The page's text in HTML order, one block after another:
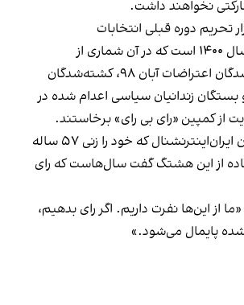
نخواهند داشت.
تحریم دوره قبلی انتخابات
ریاست‌جمهوری در سال ۱۴۰۰ است که در آن شماری از
خانواده‌های کشته‌شدگان اعتراضات آبان ۹۸، کشته‌شدگان
بستگان زندانیان سیاسی اعدام شده در
کمپین «رای بی رای»برخاستند.
یکی دیگر از مخاطبان ایران‌اینترنشنال که خود را زنی ۵۷ ساله
از این هشتگ گفت سال‌هاست که رای
از این‌ها نفرت داریم. اگر رای بدهیم،
پایمال می‌شود.»